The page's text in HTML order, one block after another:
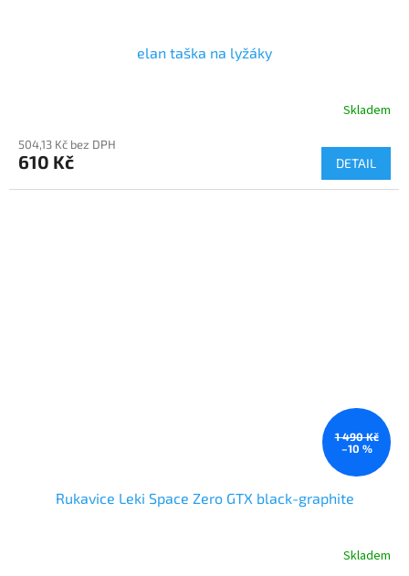
elan taška na lyžáky
Skladem
504,13 Kč bez DPH
610 Kč DETAIL
1 490 Kč
–10 %
Rukavice Leki Space Zero GTX black-graphite
Skladem